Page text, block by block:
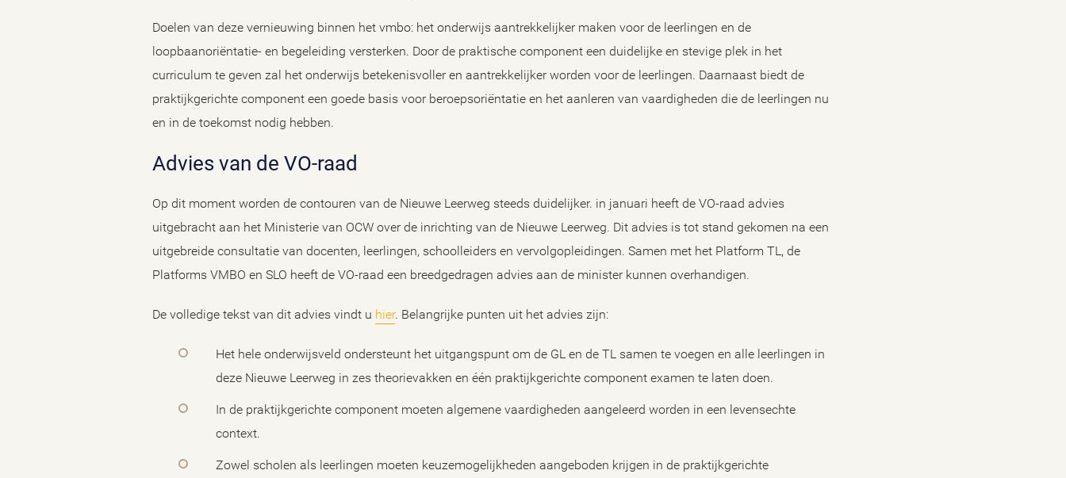
Doelen van deze vernieuwing binnen het vmbo: het onderwijs aantrekkelijker maken voor de leerlingen en de
loopbaanoriëntatie- en begeleiding versterken. Door de praktische component een duidelijke en stevige plek in het
curriculum te geven zal het onderwijs betekenisvoller en aantrekkelijker worden voor de leerlingen. Daarnaast biedt de
praktijkgerichte component een goede basis voor beroepsoriëntatie en het aanleren van vaardigheden die de leerlingen nu
en in de toekomst nodig hebben.
Advies van de VO-raad
Op dit moment worden de contouren van de Nieuwe Leerweg steeds duidelijker. in januari heeft de VO-raad advies
uitgebracht aan het Ministerie van OCW over de inrichting van de Nieuwe Leerweg. Dit advies is tot stand gekomen na een
uitgebreide consultatie van docenten, leerlingen, schoolleiders en vervolgopleidingen. Samen met het Platform TL, de
Platforms VMBO en SLO heeft de VO-raad een breedgedragen advies aan de minister kunnen overhandigen.
De volledige tekst van dit advies vindt u hier. Belangrijke punten uit het advies zijn:
Het hele onderwijsveld ondersteunt het uitgangspunt om de GL en de TL samen te voegen en alle leerlingen in
deze Nieuwe Leerweg in zes theorievakken en één praktijkgerichte component examen te laten doen.
In de praktijkgerichte component moeten algemene vaardigheden aangeleerd worden in een levensechte
context.
Zowel scholen als leerlingen moeten keuzemogelijkheden aangeboden krijgen in de praktijkgerichte